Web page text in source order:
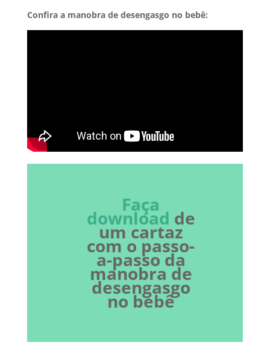
Confira a manobra de desengasgo no bebê:
Faça
download de
um cartaz
com o passo-
a-passo da
manobra de
desengasgo
no bebê